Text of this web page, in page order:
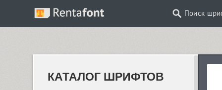
Поиск
КАТАЛОГ ШРИФТОВ